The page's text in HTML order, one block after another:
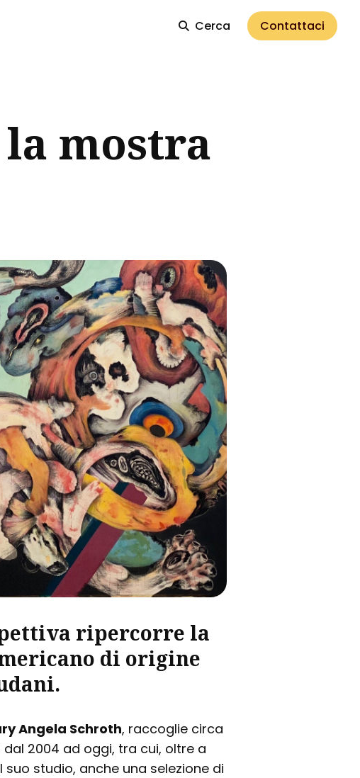
Cerca Contattaci
la mostra
ripercorre la
di origine
.
Angela Schroth, raccoglie circa
2004 ad oggi, tra cui, oltre a
studio, anche una selezione di